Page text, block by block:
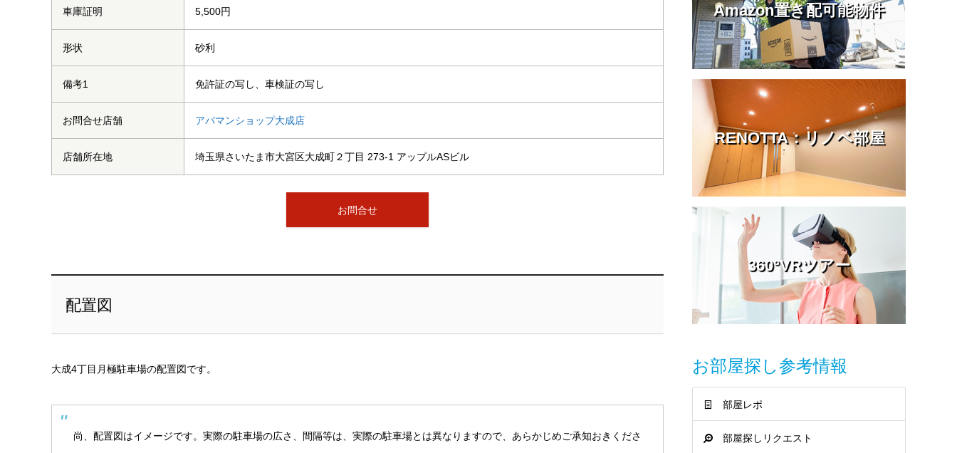
車庫証明 5,500円
形状 砂利
備考1 免許証の写し、車検証の写し
お問合せ店舗 アパマンショップ大成店
店舗所在地 埼玉県さいたま市大宮区大成町２丁目 273-1 アップルASビル
お問合せ
配置図
大成4丁目月極駐車場の配置図です。
尚、配置図はイメージです。実際の駐車場の広さ、間隔等は、実際の駐車場とは異なりますので、あらかじめご承知おきくださ
Amazon置き配可能物件
RENOTTA：リノベ部屋
360°VRツアー
お部屋探し参考情報
部屋レポ
部屋探しリクエスト